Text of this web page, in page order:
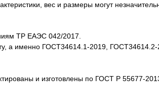
вес и размеры могут
ТР ЕАЭС 042/2017.
а именно ГОСТ34614.1-2019,
и изготовлены по ГОСТ Р 55677-